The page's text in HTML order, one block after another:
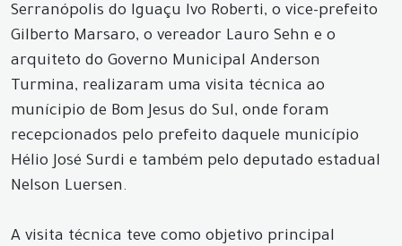
Serranópolis do Iguaçu Ivo Roberti, o vice-prefeito
Gilberto Marsaro, o vereador Lauro Sehn e o
arquiteto do Governo Municipal Anderson
Turmina, realizaram uma visita técnica ao
munícipio de Bom Jesus do Sul, onde foram
recepcionados pelo prefeito daquele município
Hélio José Surdi e também pelo deputado estadual
Nelson Luersen.
A visita técnica teve como objetivo principal